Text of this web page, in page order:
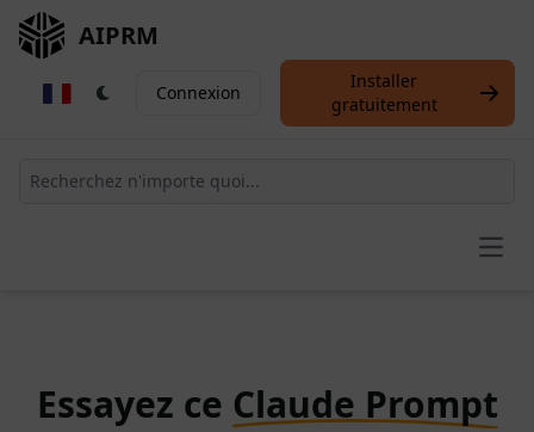
AIPRM
Connexion
Installer
gratuitement
Essayez ce Claude Prompt